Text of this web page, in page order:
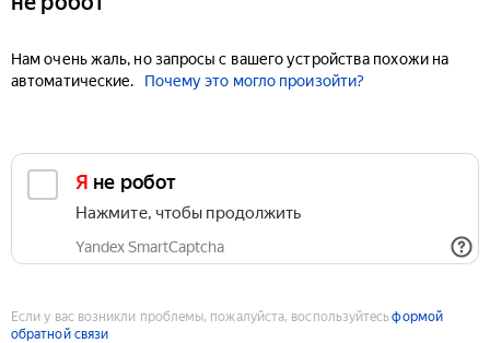
Нам очень жаль, но запросы с вашего устройства похожи на
автоматические.
Почему это могло произойти?
Я не робот
Нажмите, чтобы продолжить
Yandex SmartCaptcha
Если у вас возникли проблемы, пожалуйста, воспользуйтесьформой
обратной связи